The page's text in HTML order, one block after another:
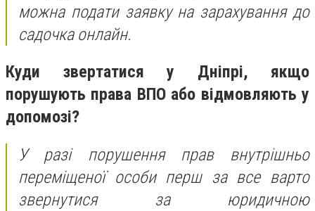
можна подати заявку на зарахування до
садочка онлайн.
Куди звертатися у Дніпрі, якщо
порушують права ВПО або відмовляють у
допомозі?
У разі порушення прав внутрішньо
переміщеної особи перш за все варто
звернутися за юридичною